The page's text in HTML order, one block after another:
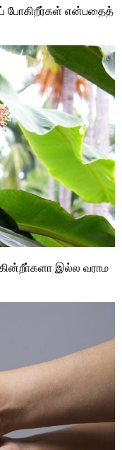
போகிறீர்கள் என்பதைத்
இல்ல வராம